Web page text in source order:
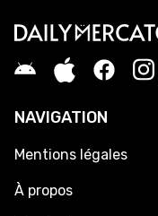
NAVIGATION
Mentions légales
À propos